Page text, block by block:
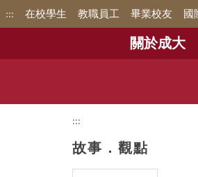
跳
::: 在校學生 教職員工 畢業校友 國
關於成大
:::
故事．觀點